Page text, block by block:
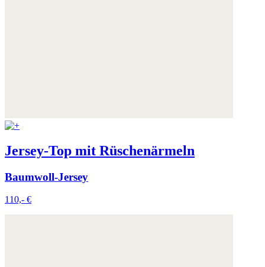
Jersey-Top mit Rüschenärmeln
Baumwoll-Jersey
110,- €